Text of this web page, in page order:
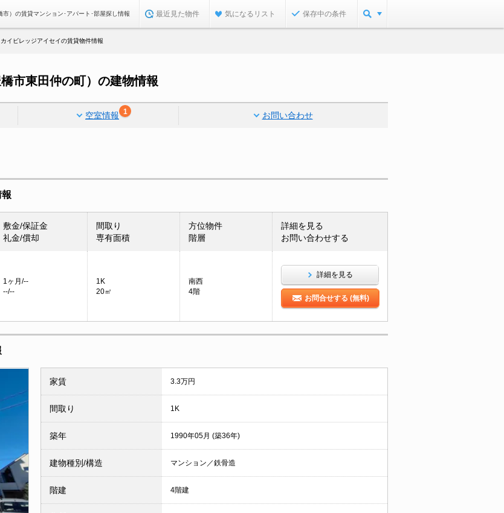
）の賃貸マンション･アパート･部屋探し情報 最近見た物件 気になるリスト 保存中の条件
カイビレッジアイセイの賃貸物件情報
市東田仲の町）の建物情報
空室情報 1 お問い合わせ
敷金/保証金
礼金/償却
間取り
専有面積
方位物件
階層
詳細を見る
お問い合わせする
1ヶ月/--
--/--
1K
20㎡
南西
4階
詳細を見る
お問合せする (無料)
家賃 3.3万円
間取り 1K
築年 1990年05月 (築36年)
建物種別/構造 マンション／鉄骨造
階建 4階建